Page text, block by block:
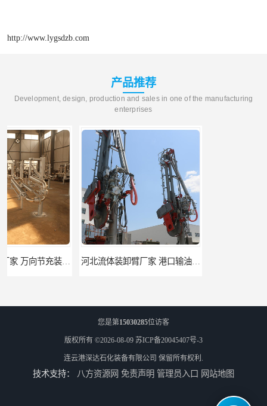
http://www.lygsdzb.com
产品推荐
Development, design, production and sales in one of the manufacturing
enterprises
河北流体装卸臂厂家 港口输油臂 节能环保
您是第15030285位访客
版权所有 ©2026-08-09 苏ICP备20045407号-3
连云港深达石化装备有限公司 保留所有权利.
技术支持： 八方资源网 免责声明 管理员入口 网站地图